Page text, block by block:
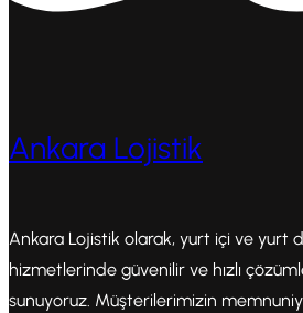
Ankara Lojistik
Ankara Lojistik olarak, yurt içi ve yurt
hizmetlerinde güvenilir ve hızlı
sunuyoruz. Müşterilerimizin